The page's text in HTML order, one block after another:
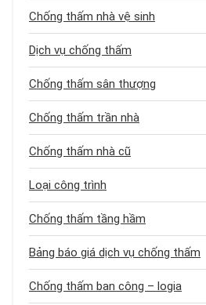
Chống thấm nhà vệ sinh
Dịch vụ chống thấm
Chống thấm sân thượng
Chống thấm trần nhà
Chống thấm nhà cũ
Loại công trình
Chống thấm tầng hầm
Bảng báo giá dịch vụ chống thấm
Chống thấm ban công – logia